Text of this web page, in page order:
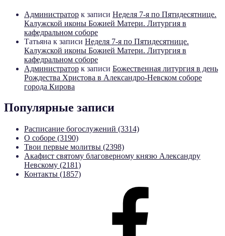
Администратор к записи Неделя 7-я по Пятидесятнице.
Калужской иконы Божией Матери. Литургия в
кафедральном соборе
Татьяна к записи Неделя 7-я по Пятидесятнице.
Калужской иконы Божией Матери. Литургия в
кафедральном соборе
Администратор к записи Божественная литургия в день
Рождества Христова в Александро-Невском соборе
города Кирова
Популярные записи
Расписание богослужений (3314)
О соборе (3190)
Твои первые молитвы (2398)
Акафист святому благоверному князю Александру
Невскому (2181)
Контакты (1857)